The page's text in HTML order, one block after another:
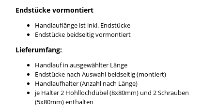
Endstücke vormontiert
Handlauflänge ist inkl. Endstücke
Endstücke beidseitig vormontiert
Lieferumfang:
Handlauf in ausgewählter Länge
Endstücke nach Auswahl beidseitig (montiert)
Handlaufhalter (Anzahl nach Länge)
je Halter 2 Hohllochdübel (8x80mm) und 2 Schrauben
(5x80mm) enthalten